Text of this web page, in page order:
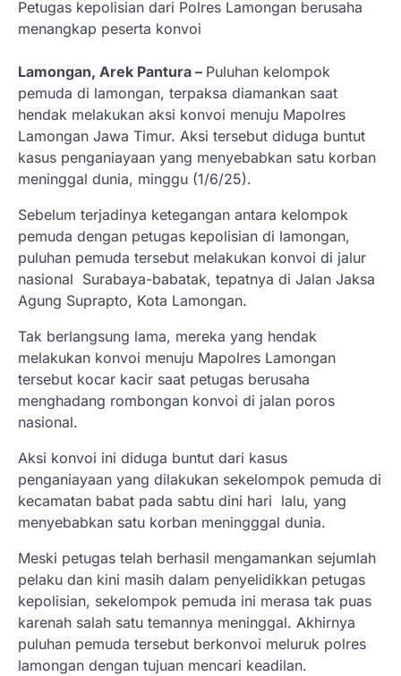
Petugas kepolisian dari Polres Lamongan berusaha
menangkap peserta konvoi
Lamongan, Arek Pantura – Puluhan kelompok
pemuda di lamongan, terpaksa diamankan saat
hendak melakukan aksi konvoi menuju Mapolres
Lamongan Jawa Timur. Aksi tersebut diduga buntut
kasus penganiayaan yang menyebabkan satu korban
meninggal dunia, minggu (1/6/25).
Sebelum terjadinya ketegangan antara kelompok
pemuda dengan petugas kepolisian di lamongan,
puluhan pemuda tersebut melakukan konvoi di jalur
nasional Surabaya-babatak, tepatnya di Jalan Jaksa
Agung Suprapto, Kota Lamongan.
Tak berlangsung lama, mereka yang hendak
melakukan konvoi menuju Mapolres Lamongan
tersebut kocar kacir saat petugas berusaha
menghadang rombongan konvoi di jalan poros
nasional.
Aksi konvoi ini diduga buntut dari kasus
penganiayaan yang dilakukan sekelompok pemuda di
kecamatan babat pada sabtu dini hari lalu, yang
menyebabkan satu korban meningggal dunia.
Meski petugas telah berhasil mengamankan sejumlah
pelaku dan kini masih dalam penyelidikkan petugas
kepolisian, sekelompok pemuda ini merasa tak puas
karenah salah satu temannya meninggal. Akhirnya
puluhan pemuda tersebut berkonvoi meluruk polres
lamongan dengan tujuan mencari keadilan.